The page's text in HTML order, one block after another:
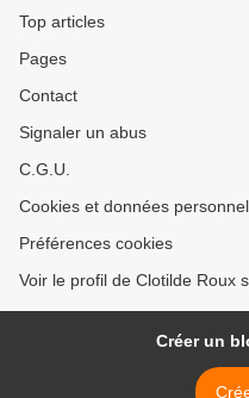
Top articles
Pages
Contact
Signaler un abus
C.G.U.
Cookies et données
Préférences cookies
Voir le profil de Clotilde Roux
Créer un